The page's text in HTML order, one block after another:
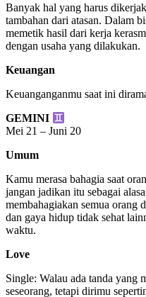
Banyak hal yang harus
tambahan dari atasan. Dalam
memetik hasil dari kerja
dengan usaha yang dilakukan.
Keuangan
Keuanganganmu saat ini
GEMINI
Mei 21 – Juni 20
Umum
Kamu merasa bahagia saat
jangan jadikan itu sebagai
membahagiakan semua orang
dan gaya hidup tidak sehat
waktu.
Love
Single: Walau ada tanda yang
seseorang, tetapi dirimu